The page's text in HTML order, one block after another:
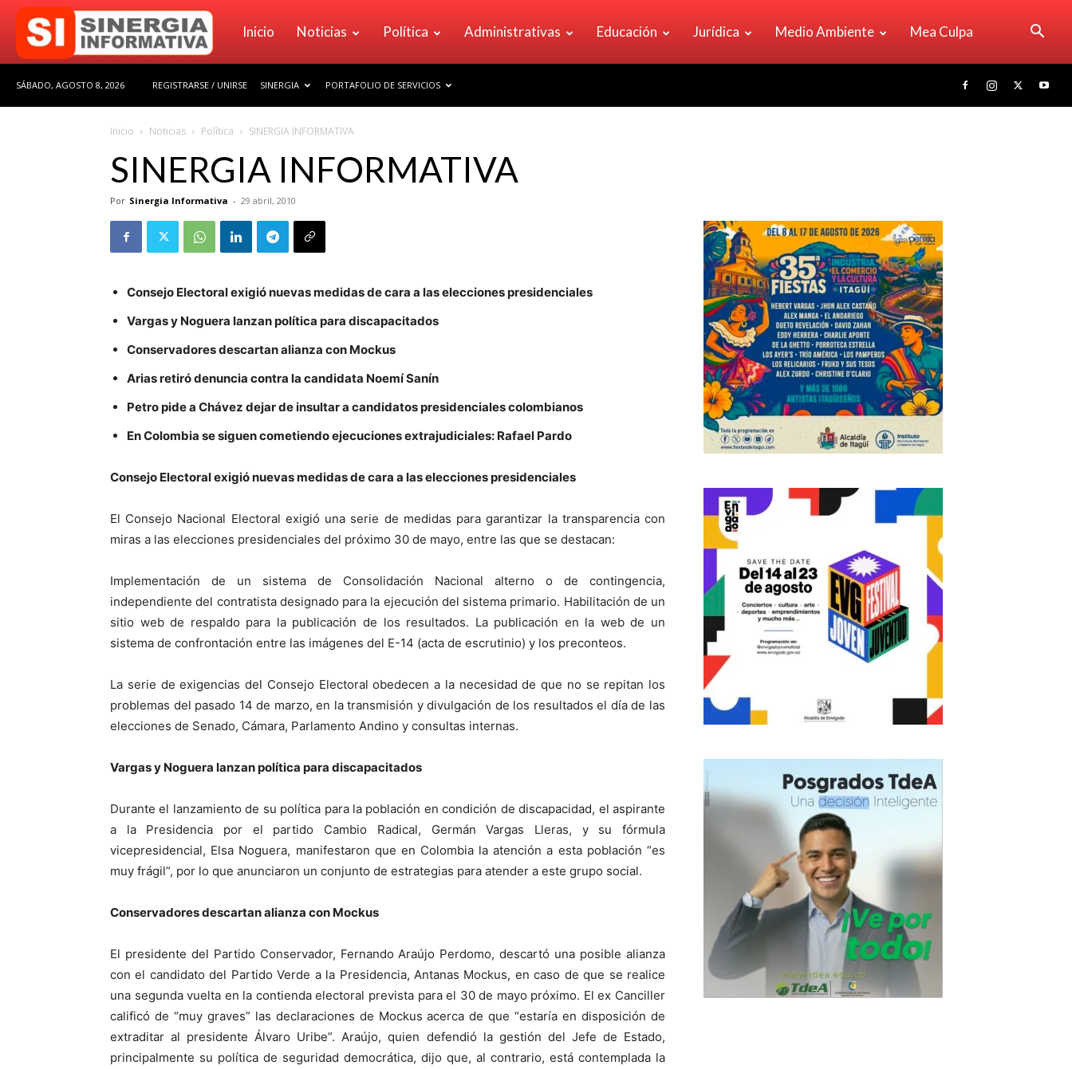
Sinergia
Inicio Noticias Política Administrativas Educación Jurídica Medio Ambiente Mea Culpa
SÁBADO, AGOSTO 8, 2026 REGISTRARSE / UNIRSE SINERGIA PORTAFOLIO DE SERVICIOS
Inicio Noticias Política SINERGIA INFORMATIVA
SINERGIA INFORMATIVA
Por Sinergia Informativa - 29 abril, 2010
Consejo Electoral exigió nuevas medidas de cara a las elecciones presidenciales
Vargas y Noguera lanzan política para discapacitados
Conservadores descartan alianza con Mockus
Arias retiró denuncia contra la candidata Noemí Sanín
Petro pide a Chávez dejar de insultar a candidatos presidenciales colombianos
En Colombia se siguen cometiendo ejecuciones extrajudiciales: Rafael Pardo
Consejo Electoral exigió nuevas medidas de cara a las elecciones presidenciales
El Consejo Nacional Electoral exigió una serie de medidas para garantizar la transparencia con
miras a las elecciones presidenciales del próximo 30 de mayo, entre las que se destacan:
Implementación de un sistema de Consolidación Nacional alterno o de contingencia,
independiente del contratista designado para la ejecución del sistema primario. Habilitación de un
sitio web de respaldo para la publicación de los resultados. La publicación en la web de un
sistema de confrontación entre las imágenes del E-14 (acta de escrutinio) y los preconteos.
La serie de exigencias del Consejo Electoral obedecen a la necesidad de que no se repitan los
problemas del pasado 14 de marzo, en la transmisión y divulgación de los resultados el día de las
elecciones de Senado, Cámara, Parlamento Andino y consultas internas.
Vargas y Noguera lanzan política para discapacitados
Durante el lanzamiento de su política para la población en condición de discapacidad, el aspirante
a la Presidencia por el partido Cambio Radical, Germán Vargas Lleras, y su fórmula
vicepresidencial, Elsa Noguera, manifestaron que en Colombia la atención a esta población “es
muy frágil”, por lo que anunciaron un conjunto de estrategias para atender a este grupo social.
Conservadores descartan alianza con Mockus
El presidente del Partido Conservador, Fernando Araújo Perdomo, descartó una posible alianza
con el candidato del Partido Verde a la Presidencia, Antanas Mockus, en caso de que se realice
una segunda vuelta en la contienda electoral prevista para el 30 de mayo próximo. El ex Canciller
calificó de “muy graves” las declaraciones de Mockus acerca de que “estaría en disposición de
extraditar al presidente Álvaro Uribe”. Araújo, quien defendió la gestión del Jefe de Estado,
principalmente su política de seguridad democrática, dijo que, al contrario, está contemplada la